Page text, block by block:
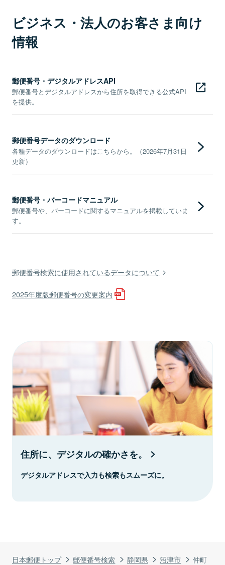
日本郵便トップ 郵便番号検索 静岡県 沼津市 仲町
ビジネス・法人のお客さま向け
情報
郵便番号・デジタルアドレスAPI
郵便番号とデジタルアドレスから住所を取得できる公式API
を提供。
郵便番号データのダウンロード
各種データのダウンロードはこちらから。（2026年7月31日
更新）
郵便番号・バーコードマニュアル
郵便番号や、バーコードに関するマニュアルを掲載していま
す。
郵便番号検索に使用されているデータについて
2025年度版郵便番号の変更案内
住所に、デジタルの確かさを。
デジタルアドレスで入力も検索もスムーズに。